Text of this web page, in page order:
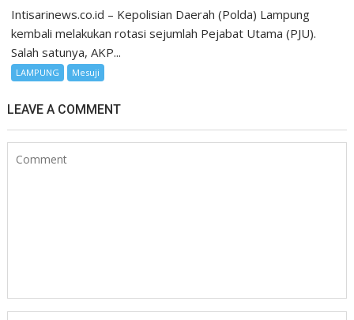
Intisarinews.co.id – Kepolisian Daerah (Polda) Lampung
kembali melakukan rotasi sejumlah Pejabat Utama (PJU).
Salah satunya, AKP...
LAMPUNG Mesuji
LEAVE A COMMENT